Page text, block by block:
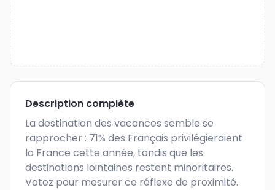
Description complète
La destination des vacances semble se
rapprocher : 71% des Français privilégieraient
la France cette année, tandis que les
destinations lointaines restent minoritaires.
Votez pour mesurer ce réflexe de proximité.